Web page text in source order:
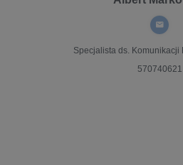
Specjalista ds. Komunikacji
570740621